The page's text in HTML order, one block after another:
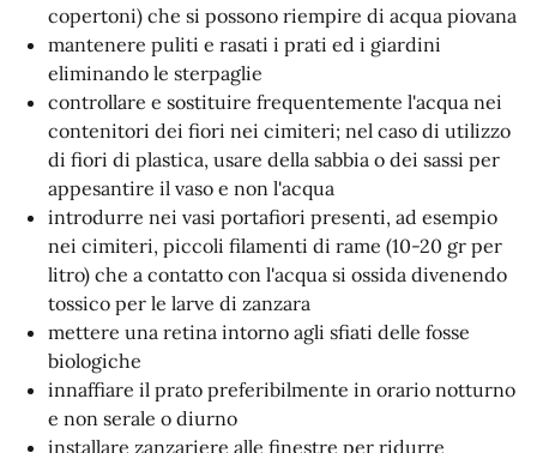
copertoni) che si possono riempire di acqua piovana
mantenere puliti e rasati i prati ed i giardini
eliminando le sterpaglie
controllare e sostituire frequentemente l'acqua nei
contenitori dei fiori nei cimiteri; nel caso di utilizzo
di fiori di plastica, usare della sabbia o dei sassi per
appesantire il vaso e non l'acqua
introdurre nei vasi portafiori presenti, ad esempio
nei cimiteri, piccoli filamenti di rame (10-20 gr per
litro) che a contatto con l'acqua si ossida divenendo
tossico per le larve di zanzara
mettere una retina intorno agli sfiati delle fosse
biologiche
innaffiare il prato preferibilmente in orario notturno
e non serale o diurno
installare zanzariere alle finestre per ridurre